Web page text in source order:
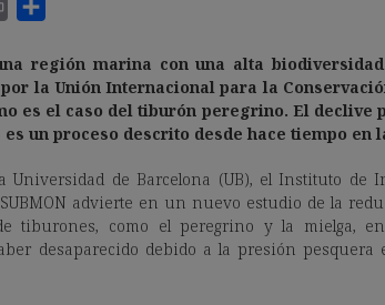
región marina con una alta
la Unión Internacional para la
es el caso del tiburón peregrino. El declive
un proceso descrito desde hace tiempo
de Barcelona (UB), el Instituto de
advierte en un nuevo estudio de la
tiburones, como el peregrino y la mielga,
desaparecido debido a la presión